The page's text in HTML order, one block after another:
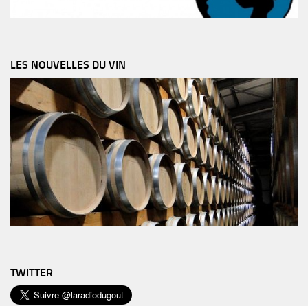
LES NOUVELLES DU VIN
TWITTER